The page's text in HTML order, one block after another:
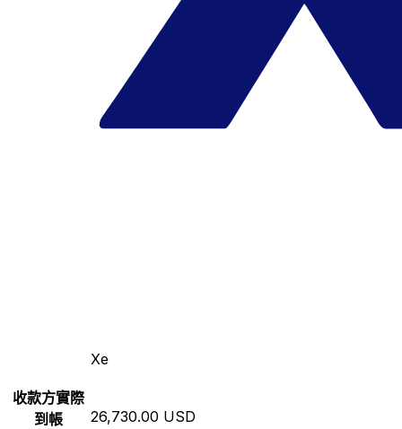
Xe
收款方實際
到帳
26,730.00 USD